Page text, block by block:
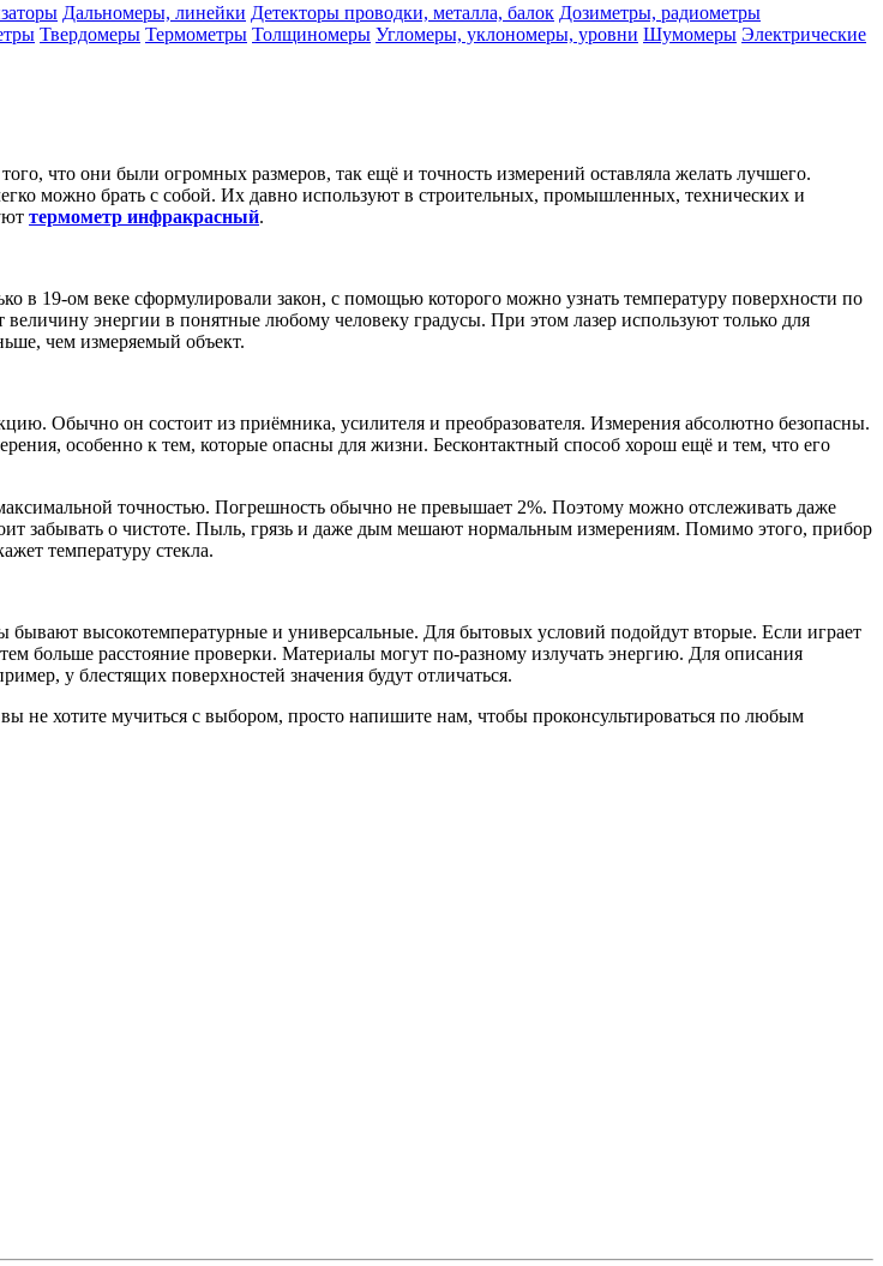
Дальномеры, линейки Детекторы проводки, металла, балок Дозиметры, радиометры
Твердомеры Термометры Толщиномеры Угломеры, уклономеры, уровни Шумомеры Электрические
что они были огромных размеров, так ещё и точность измерений оставляла желать лучшего.
можно брать с собой. Их давно используют в строительных, промышленных, технических и
термометр инфракрасный.
в 19-ом веке сформулировали закон, с помощью которого можно узнать температуру поверхности по
энергии в понятные любому человеку градусы. При этом лазер используют только для
чем измеряемый объект.
Обычно он состоит из приёмника, усилителя и преобразователя. Измерения абсолютно безопасны.
особенно к тем, которые опасны для жизни. Бесконтактный способ хорош ещё и тем, что его
точностью. Погрешность обычно не превышает 2%. Поэтому можно отслеживать даже
забывать о чистоте. Пыль, грязь и даже дым мешают нормальным измерениям. Помимо этого, прибор
температуру стекла.
высокотемпературные и универсальные. Для бытовых условий подойдут вторые. Если играет
больше расстояние проверки. Материалы могут по-разному излучать энергию. Для описания
у блестящих поверхностей значения будут отличаться.
хотите мучиться с выбором, просто напишите нам, чтобы проконсультироваться по любым